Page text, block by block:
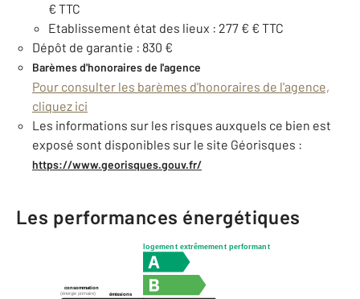
€ TTC
Etablissement état des lieux : 277 € € TTC
Dépôt de garantie : 830 €
Barèmes d'honoraires de l'agence
Pour consulter les barèmes d'honoraires de l'agence,
cliquez ici
Les informations sur les risques auxquels ce bien est
exposé sont disponibles sur le site Géorisques :
https://www.georisques.gouv.fr/
Les performances énergétiques
logement extrêmement performant
consommation
émissions
(énergie primaire)